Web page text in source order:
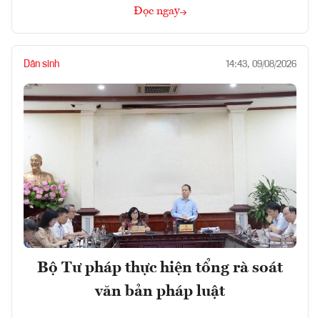
Đọc ngay
Dân sinh 14:43, 09/08/2026
Bộ Tư pháp thực hiện tổng rà soát
văn bản pháp luật